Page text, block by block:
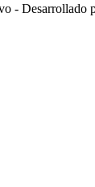
- Desarrollado